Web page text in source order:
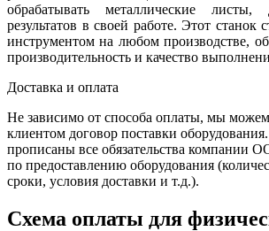
обрабатывать металлические листы,
результатов в своей работе. Этот станок
инструментом на любом производстве,
производительность и качество
Доставка и оплата
Не зависимо от способа оплаты, мы
клиентом договор поставки
прописаны все обязательства компании
по предоставлению оборудования
сроки, условия доставки и т.д.).
Схема оплаты для